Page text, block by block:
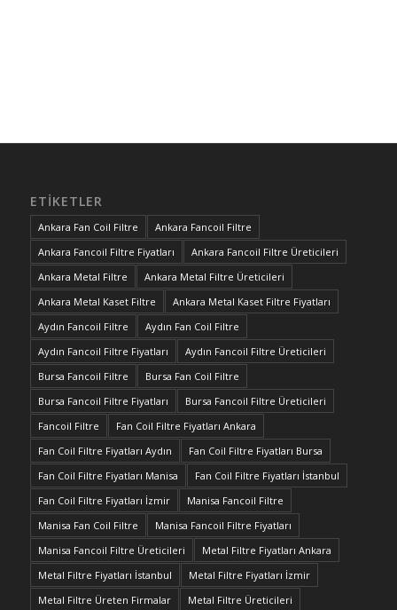
ETIKETLER
Ankara Fan Coil Filtre
Ankara Fancoil Filtre
Ankara Fancoil Filtre Fiyatları
Ankara Fancoil Filtre Üreticileri
Ankara Metal Filtre
Ankara Metal Filtre Üreticileri
Ankara Metal Kaset Filtre
Ankara Metal Kaset Filtre Fiyatları
Aydın Fancoil Filtre
Aydın Fan Coil Filtre
Aydın Fancoil Filtre Fiyatları
Aydın Fancoil Filtre Üreticileri
Bursa Fancoil Filtre
Bursa Fan Coil Filtre
Bursa Fancoil Filtre Fiyatları
Bursa Fancoil Filtre Üreticileri
Fancoil Filtre
Fan Coil Filtre Fiyatları Ankara
Fan Coil Filtre Fiyatları Aydın
Fan Coil Filtre Fiyatları Bursa
Fan Coil Filtre Fiyatları Manisa
Fan Coil Filtre Fiyatları İstanbul
Fan Coil Filtre Fiyatları İzmir
Manisa Fancoil Filtre
Manisa Fan Coil Filtre
Manisa Fancoil Filtre Fiyatları
Manisa Fancoil Filtre Üreticileri
Metal Filtre Fiyatları Ankara
Metal Filtre Fiyatları İstanbul
Metal Filtre Fiyatları İzmir
Metal Filtre Üreten Firmalar
Metal Filtre Üreticileri